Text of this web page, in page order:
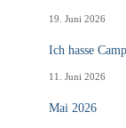
19. Juni 2026
Ich hasse
11. Juni 2026
Mai 2026